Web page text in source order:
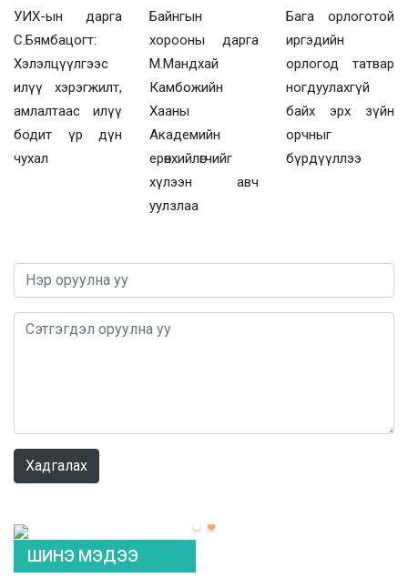
УИХ-ын дарга
С.Бямбацогт:
Хэлэлцүүлгээс
илүү хэрэгжилт,
амлалтаас илүү
бодит үр дүн
чухал
Байнгын
хорооны дарга
М.Мандхай
Камбожийн
Хааны
Академийн
ерөнхийлөгчийг
хүлээн авч
уулзлаа
Бага орлоготой
иргэдийн
орлогод татвар
ногдуулахгүй
байх эрх зүйн
орчныг
бүрдүүллээ
Хадгалах
ШИНЭ МЭДЭЭ